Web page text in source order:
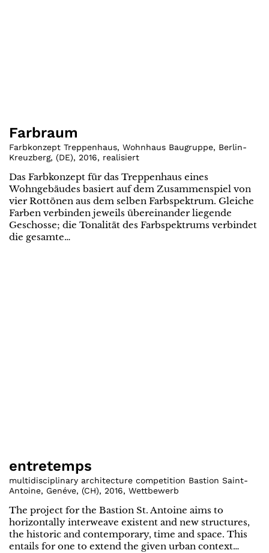
Farbraum
Farbkonzept Treppenhaus, Wohnhaus Baugruppe, Berlin-
Kreuzberg, (DE), 2016, realisiert
Das Farbkonzept für das Treppenhaus eines
Wohngebäudes basiert auf dem Zusammenspiel von
vier Rottönen aus dem selben Farbspektrum. Gleiche
Farben verbinden jeweils übereinander liegende
Geschosse; die Tonalität des Farbspektrums verbindet
die gesamte…
entretemps
multidisciplinary architecture competition Bastion Saint-
Antoine, Genéve, (CH), 2016, Wettbewerb
The project for the Bastion St. Antoine aims to
horizontally interweave existent and new structures,
the historic and contemporary, time and space. This
entails for one to extend the given urban context…